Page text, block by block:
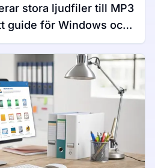
stora ljudfiler till MP3
guide för Windows och